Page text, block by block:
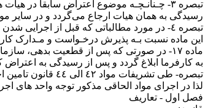
تبصره ٣‏‏‏‏‏‏‏‏‏‏- چـنانـچـه موضوع اعتراض
رسیدگی به همان هیات ارجاع می‌گردد و در سایر
تبصره ٤‏‏‏‏‏‏‏‏‏‏- در مورد مطالباتی که قبل از
این ماده نسبت بـه پذیرش درخـواست و مـدارک
ماده ١٧‏‏‏‏‏‏‏‏‏‏- در صورتی که پس از قطعیت بدهی،
به کارفرما ابلاغ گردد و پس از رسیدگی به اعتراض کارفرما و طی تشریفات قانونی
تبصره‏‏‏‏‏‏‏‏‏‏- طی تشریفات مواد ٤٢ الی ٤٤ قانون تامین اجتماعی در مورد مابه التفاوت مذکور، مانع وصول بدهی قطعیت یافته نمی باشد.»
لذا در اجرای مواد الحاقی مذکور توجه واحد های
فصل اول ‏‏‏‏‏- تعاریف